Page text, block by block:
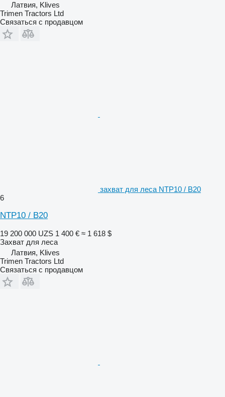
Латвия, Klives
Trimen Tractors Ltd
Связаться с продавцом
захват для леса NTP10 / B20
6
NTP10 / B20
19 200 000 UZS 1 400 € ≈ 1 618 $
Захват для леса
Латвия, Klives
Trimen Tractors Ltd
Связаться с продавцом